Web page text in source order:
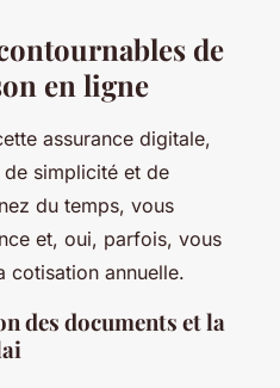
de
en ligne
assurance digitale,
de simplicité et de
du temps, vous
et, oui, parfois, vous
cotisation annuelle.
des documents et la